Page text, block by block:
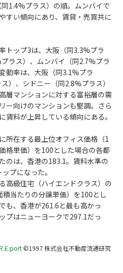
1.4%プラス）の順。ムンバイで
すい傾向にあり、賃貸・売買共に
トップ3は、大阪（同3.3%プラ
ラス）、ムンバイ（同2.7%プラ
動率は、大阪（同3.1%プラ
）、シドニー（同2.8%プラス）
層マンションに対する富裕層の需
ー向けのマンションも堅調。さら
賃料が上昇している傾向にある。
所在する最上位オフィス価格（1
格単価）を100とした場合の各都
のは、香港の183.1。賃料水準の
プになった。
高級住宅（ハイエンドクラス）の
当たりの分譲単価）を100とし
も、香港が261.6と最も高かっ
プはニューヨークで297.1だっ
©1997 株式会社不動産流通研究